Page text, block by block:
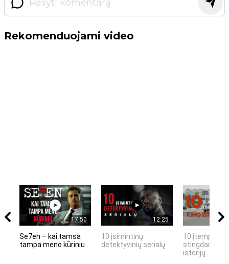
Rekomenduojami video
17:50
Se7en – kai tamsa
tampa meno kūriniu
12:25
10 įsimintinų
detektyvinių serialų
10 įtemptų,
stingdančių
istorijų